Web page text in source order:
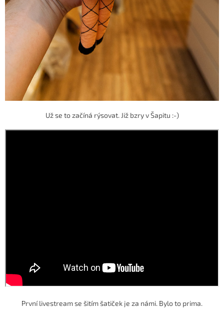
Už se to začíná rýsovat. Již bzry v Šapitu :-)
První livestream se šitím šatiček je za námi. Bylo to prima.